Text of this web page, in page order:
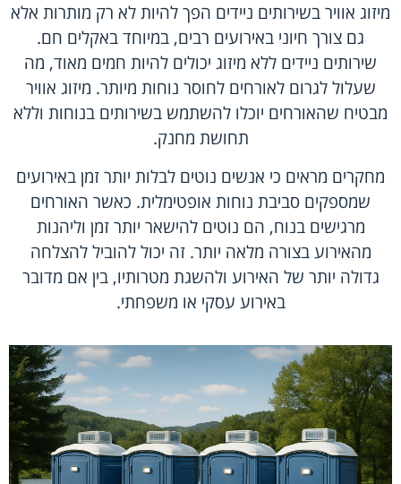
מיזוג אוויר בשירותים ניידים הפך להיות לא רק מותרות אלא
גם צורך חיוני באירועים רבים, במיוחד באקלים חם.
שירותים ניידים ללא מיזוג יכולים להיות חמים מאוד, מה
שעלול לגרום לאורחים לחוסר נוחות מיותר. מיזוג אוויר
מבטיח שהאורחים יוכלו להשתמש בשירותים בנוחות וללא
תחושת מחנק.
מחקרים מראים כי אנשים נוטים לבלות יותר זמן באירועים
שמספקים סביבת נוחות אופטימלית. כאשר האורחים
מרגישים בנוח, הם נוטים להישאר יותר זמן וליהנות
מהאירוע בצורה מלאה יותר. זה יכול להוביל להצלחה
גדולה יותר של האירוע ולהשגת מטרותיו, בין אם מדובר
באירוע עסקי או משפחתי.